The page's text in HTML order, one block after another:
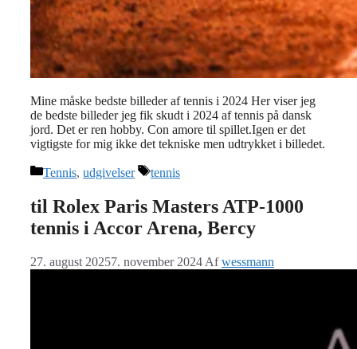
Mine måske bedste billeder af tennis i 2024 Her viser jeg
de bedste billeder jeg fik skudt i 2024 af tennis på dansk
jord. Det er ren hobby. Con amore til spillet.Igen er det
vigtigste for mig ikke det tekniske men udtrykket i billedet.
Kategorier
Tennis, udgivelser Tags
tennis
til Rolex Paris Masters ATP-1000
tennis i Accor Arena, Bercy
27. august 20257. november 2024 Afwessmann